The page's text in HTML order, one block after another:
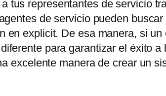
tus representantes de servicio
de servicio pueden
en explicit. De esa manera, si
para garantizar el éxito
excelente manera de crear un